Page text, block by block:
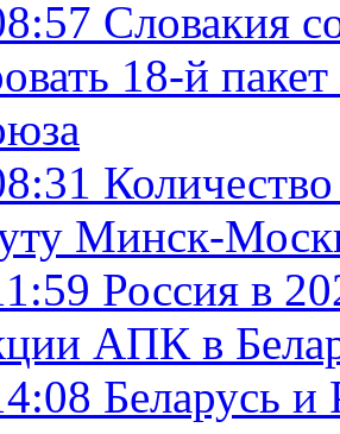
Словакия
18-й
Минск-
Россия в
АПК в
Беларусь и